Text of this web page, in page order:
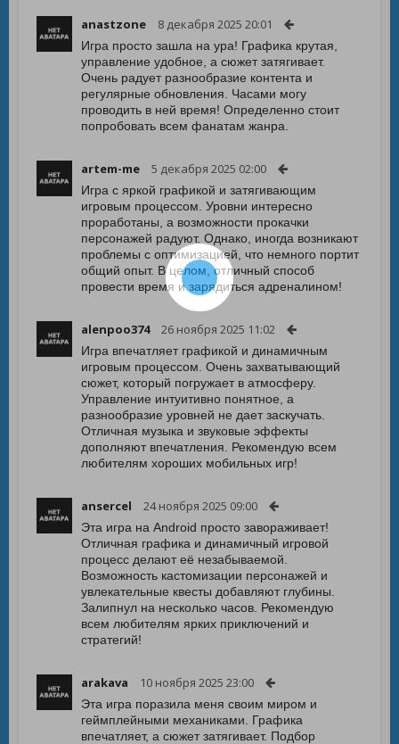
anastzone 8 декабря 2025 20:01
Игра просто зашла на ура! Графика крутая,
управление удобное, а сюжет затягивает.
Очень радует разнообразие контента и
регулярные обновления. Часами могу
проводить в ней время! Определенно стоит
попробовать всем фанатам жанра.
artem-me 5 декабря 2025 02:00
Игра с яркой графикой и затягивающим
игровым процессом. Уровни интересно
проработаны, а возможности прокачки
персонажей радуют. Однако, иногда возникают
проблемы с оптимизацией, что немного портит
общий опыт. В целом, отличный способ
провести время и зарядиться адреналином!
alenpoo374 26 ноября 2025 11:02
Игра впечатляет графикой и динамичным
игровым процессом. Очень захватывающий
сюжет, который погружает в атмосферу.
Управление интуитивно понятное, а
разнообразие уровней не дает заскучать.
Отличная музыка и звуковые эффекты
дополняют впечатления. Рекомендую всем
любителям хороших мобильных игр!
ansercel 24 ноября 2025 09:00
Эта игра на Android просто завораживает!
Отличная графика и динамичный игровой
процесс делают её незабываемой.
Возможность кастомизации персонажей и
увлекательные квесты добавляют глубины.
Залипнул на несколько часов. Рекомендую
всем любителям ярких приключений и
стратегий!
arakava 10 ноября 2025 23:00
Эта игра поразила меня своим миром и
геймплейными механиками. Графика
впечатляет, а сюжет затягивает. Подбор